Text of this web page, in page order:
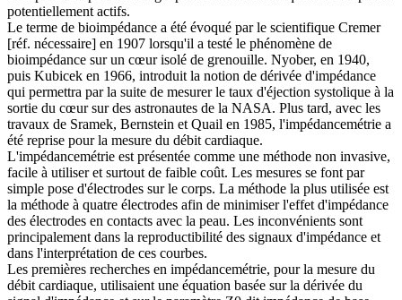
potentiellement actifs.
Le terme de bioimpédance a été évoqué par le scientifique Cremer
[réf. nécessaire] en 1907 lorsqu'il a testé le phénomène de
bioimpédance sur un cœur isolé de grenouille. Nyober, en 1940,
puis Kubicek en 1966, introduit la notion de dérivée d'impédance
qui permettra par la suite de mesurer le taux d'éjection systolique à la
sortie du cœur sur des astronautes de la NASA. Plus tard, avec les
travaux de Sramek, Bernstein et Quail en 1985, l'impédancemétrie a
été reprise pour la mesure du débit cardiaque.
L'impédancemétrie est présentée comme une méthode non invasive,
facile à utiliser et surtout de faible coût. Les mesures se font par
simple pose d'électrodes sur le corps. La méthode la plus utilisée est
la méthode à quatre électrodes afin de minimiser l'effet d'impédance
des électrodes en contacts avec la peau. Les inconvénients sont
principalement dans la reproductibilité des signaux d'impédance et
dans l'interprétation de ces courbes.
Les premières recherches en impédancemétrie, pour la mesure du
débit cardiaque, utilisaient une équation basée sur la dérivée du